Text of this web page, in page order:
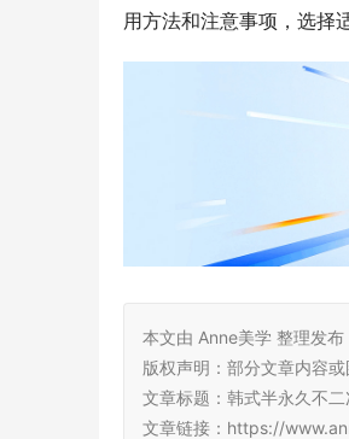
用方法和注意事项，选择
本文由 Anne美学 整理发
版权声明：部分文章内容
文章标题：韩式半永久不
文章链接：https://